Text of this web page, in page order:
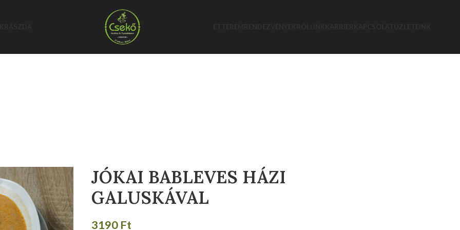
JÓKAI BABLEVES HÁZI
GALUSKÁVAL
3190 Ft